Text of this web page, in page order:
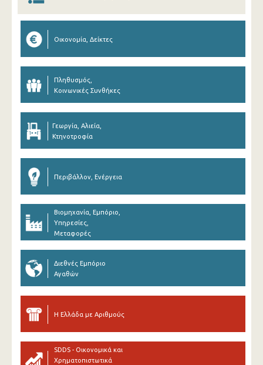
Οικονομία, Δείκτες
Πληθυσμός,
Κοινωνικές Συνθήκες
Γεωργία, Αλιεία,
Κτηνοτροφία
Περιβάλλον, Ενέργεια
Βιομηχανία, Εμπόριο,
Υπηρεσίες,
Μεταφορές
Διεθνές Εμπόριο
Αγαθών
Η Ελλάδα με Αριθμούς
SDDS - Οικονομικά και
Χρηματοπιστωτικά